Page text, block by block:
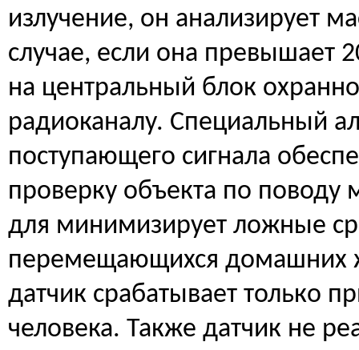
излучение, он анализирует
случае, если она превышает
на центральный блок
радиоканалу. Специальный
поступающего сигнала
проверку объекта по
для минимизирует ложные
перемещающихся домашних
датчик срабатывает только
человека. Также датчик не